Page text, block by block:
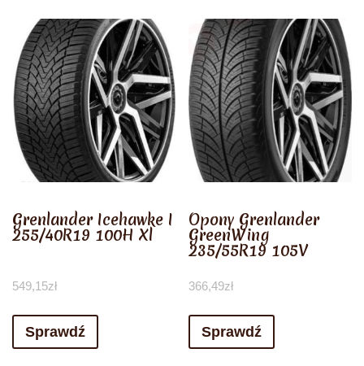
Grenlander Icehawke I
255/40R19 100H Xl
549,15zł
Sprawdź
Opony Grenlander
GreenWing
235/55R19 105V
366,49zł
Sprawdź